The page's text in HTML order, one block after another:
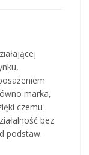
marka,
czemu
bez
podstaw.